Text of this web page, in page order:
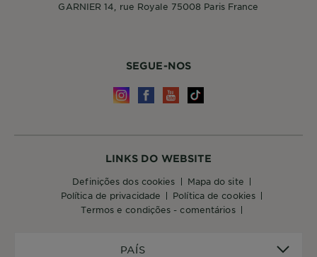
PAÍS
LINKS DO WEBSITE
definições dos cookies
mapa do site
política de privacidade
política de cookies
termos e condições - comentários
SEGUE-NOS
GARNIER 14, rue Royale 75008 Paris France